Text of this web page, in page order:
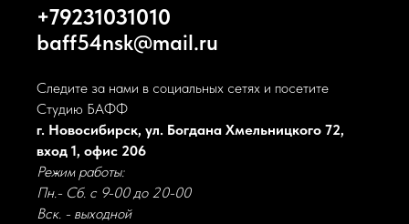
+79231031010
baff54nsk@mail.ru
Следите за нами в социальных сетях и посетите
Студию БАФФ
г. Новосибирск, ул. Богдана Хмельницкого 72,
вход 1, офис 206
Режим работы:
Пн.- Сб. с 9-00 до 20-00
Вск. - выходной